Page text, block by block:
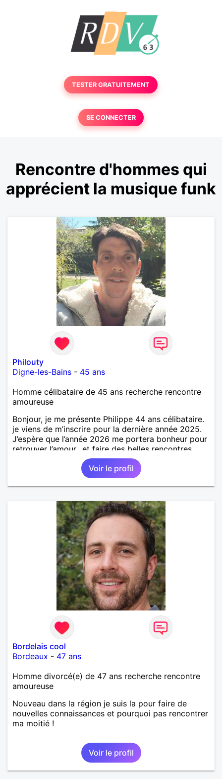
TESTER GRATUITEMENT
SE CONNECTER
Rencontre d'hommes qui
apprécient la musique funk
Philouty
Digne-les-Bains - 45 ans
Homme célibataire de 45 ans recherche rencontre
amoureuse
Bonjour, je me présente Philippe 44 ans célibataire.
je viens de m’inscrire pour la dernière année 2025.
J’espère que l’année 2026 me portera bonheur pour
retrouver l’amour.. et faire des belles rencontres.
homme, gentil, honnête, généreux, toujours aider les
personnes en difficulté très bricoleur, je touche un
peu à tout.. ma passion, la marche, je fais pas mal
de randonnée, je bricole beaucoup chaque année, je
profil. À très bientôt j’espère et très bonnes fêtes
d’année à tout le monde..
Voir le profil
Bordelais cool
Bordeaux - 47 ans
Homme divorcé(e) de 47 ans recherche rencontre
amoureuse
Nouveau dans la région je suis la pour faire de
nouvelles connaissances et pourquoi pas rencontrer
ma moitié !
Voir le profil